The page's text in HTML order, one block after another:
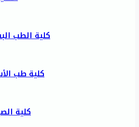
كلية الطب
كلية طب
كلية